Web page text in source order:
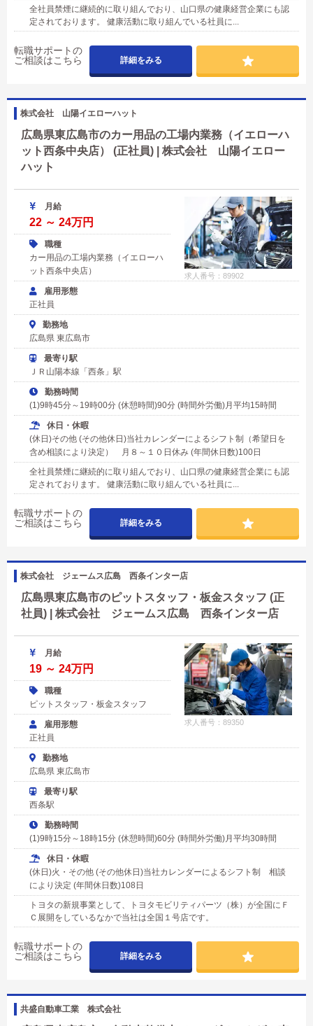
全社員禁煙に継続的に取り組んでおり、山口県の健康経営企業にも認
定されております。 健康活動に取り組んでいる社員に...
転職サポートの
ご相談はこちら
詳細をみる
株式会社 山陽イエローハット
広島県東広島市のカー用品の工場内業務（イエローハ
ット西条中央店） (正社員) | 株式会社 山陽イエロー
ハット
求人番号：89902
月給
22 ～ 24万円
職種
カー用品の工場内業務（イエローハ
ット西条中央店）
雇用形態
正社員
勤務地
広島県 東広島市
最寄り駅
ＪＲ山陽本線「西条」駅
勤務時間
(1)9時45分～19時00分 (休憩時間)90分 (時間外労働)月平均15時間
休日・休暇
(休日)その他 (その他休日)当社カレンダーによるシフト制（希望日を
含め相談により決定） 月８～１０日休み (年間休日数)100日
全社員禁煙に継続的に取り組んでおり、山口県の健康経営企業にも認
定されております。 健康活動に取り組んでいる社員に...
転職サポートの
ご相談はこちら
詳細をみる
株式会社 ジェームス広島 西条インター店
広島県東広島市のピットスタッフ・板金スタッフ (正
社員) | 株式会社 ジェームス広島 西条インター店
求人番号：89350
月給
19 ～ 24万円
職種
ピットスタッフ・板金スタッフ
雇用形態
正社員
勤務地
広島県 東広島市
最寄り駅
西条駅
勤務時間
(1)9時15分～18時15分 (休憩時間)60分 (時間外労働)月平均30時間
休日・休暇
(休日)火・その他 (その他休日)当社カレンダーによるシフト制 相談
により決定 (年間休日数)108日
トヨタの新規事業として、トヨタモビリティパーツ（株）が全国にＦ
Ｃ展開をしているなかで当社は全国１号店です。
転職サポートの
ご相談はこちら
詳細をみる
共盛自動車工業 株式会社